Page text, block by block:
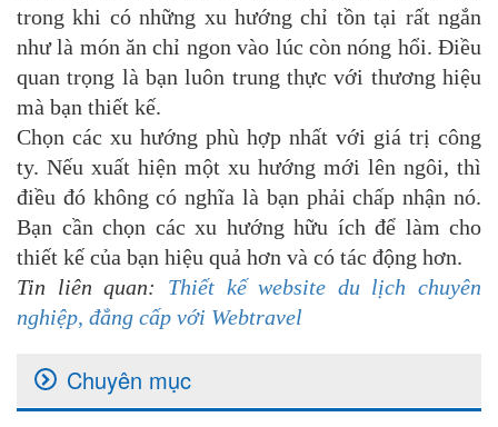
trong khi có những xu hướng chỉ tồn tại rất ngắn
như là món ăn chỉ ngon vào lúc còn nóng hổi. Điều
quan trọng là bạn luôn trung thực với thương hiệu
mà bạn thiết kế.
Chọn các xu hướng phù hợp nhất với giá trị công
ty. Nếu xuất hiện một xu hướng mới lên ngôi, thì
điều đó không có nghĩa là bạn phải chấp nhận nó.
Bạn cần chọn các xu hướng hữu ích để làm cho
thiết kế của bạn hiệu quả hơn và có tác động hơn.
Tin liên quan: Thiết kế website du lịch chuyên
nghiệp, đẳng cấp với Webtravel
Chuyên mục